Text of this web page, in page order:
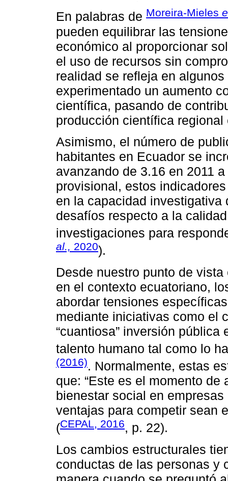
En palabras de Moreira-Mieles
pueden equilibrar las
económico al proporcionar
el uso de recursos sin
realidad se refleja en
experimentado un aumento
científica, pasando de
producción científica regional
Asimismo, el número de
habitantes en Ecuador se
avanzando de 3.16 en 2011
provisional, estos
en la capacidad
desafíos respecto a la
investigaciones para
al., 2020).
Desde nuestro punto de
en el contexto ecuatoriano,
abordar tensiones
mediante iniciativas como el
“cuantiosa” inversión
talento humano tal como lo
(2016). Normalmente, estas
que: “Este es el momento
bienestar social en
ventajas para competir sean
(CEPAL, 2016, p. 22).
Los cambios estructurales
conductas de las personas y